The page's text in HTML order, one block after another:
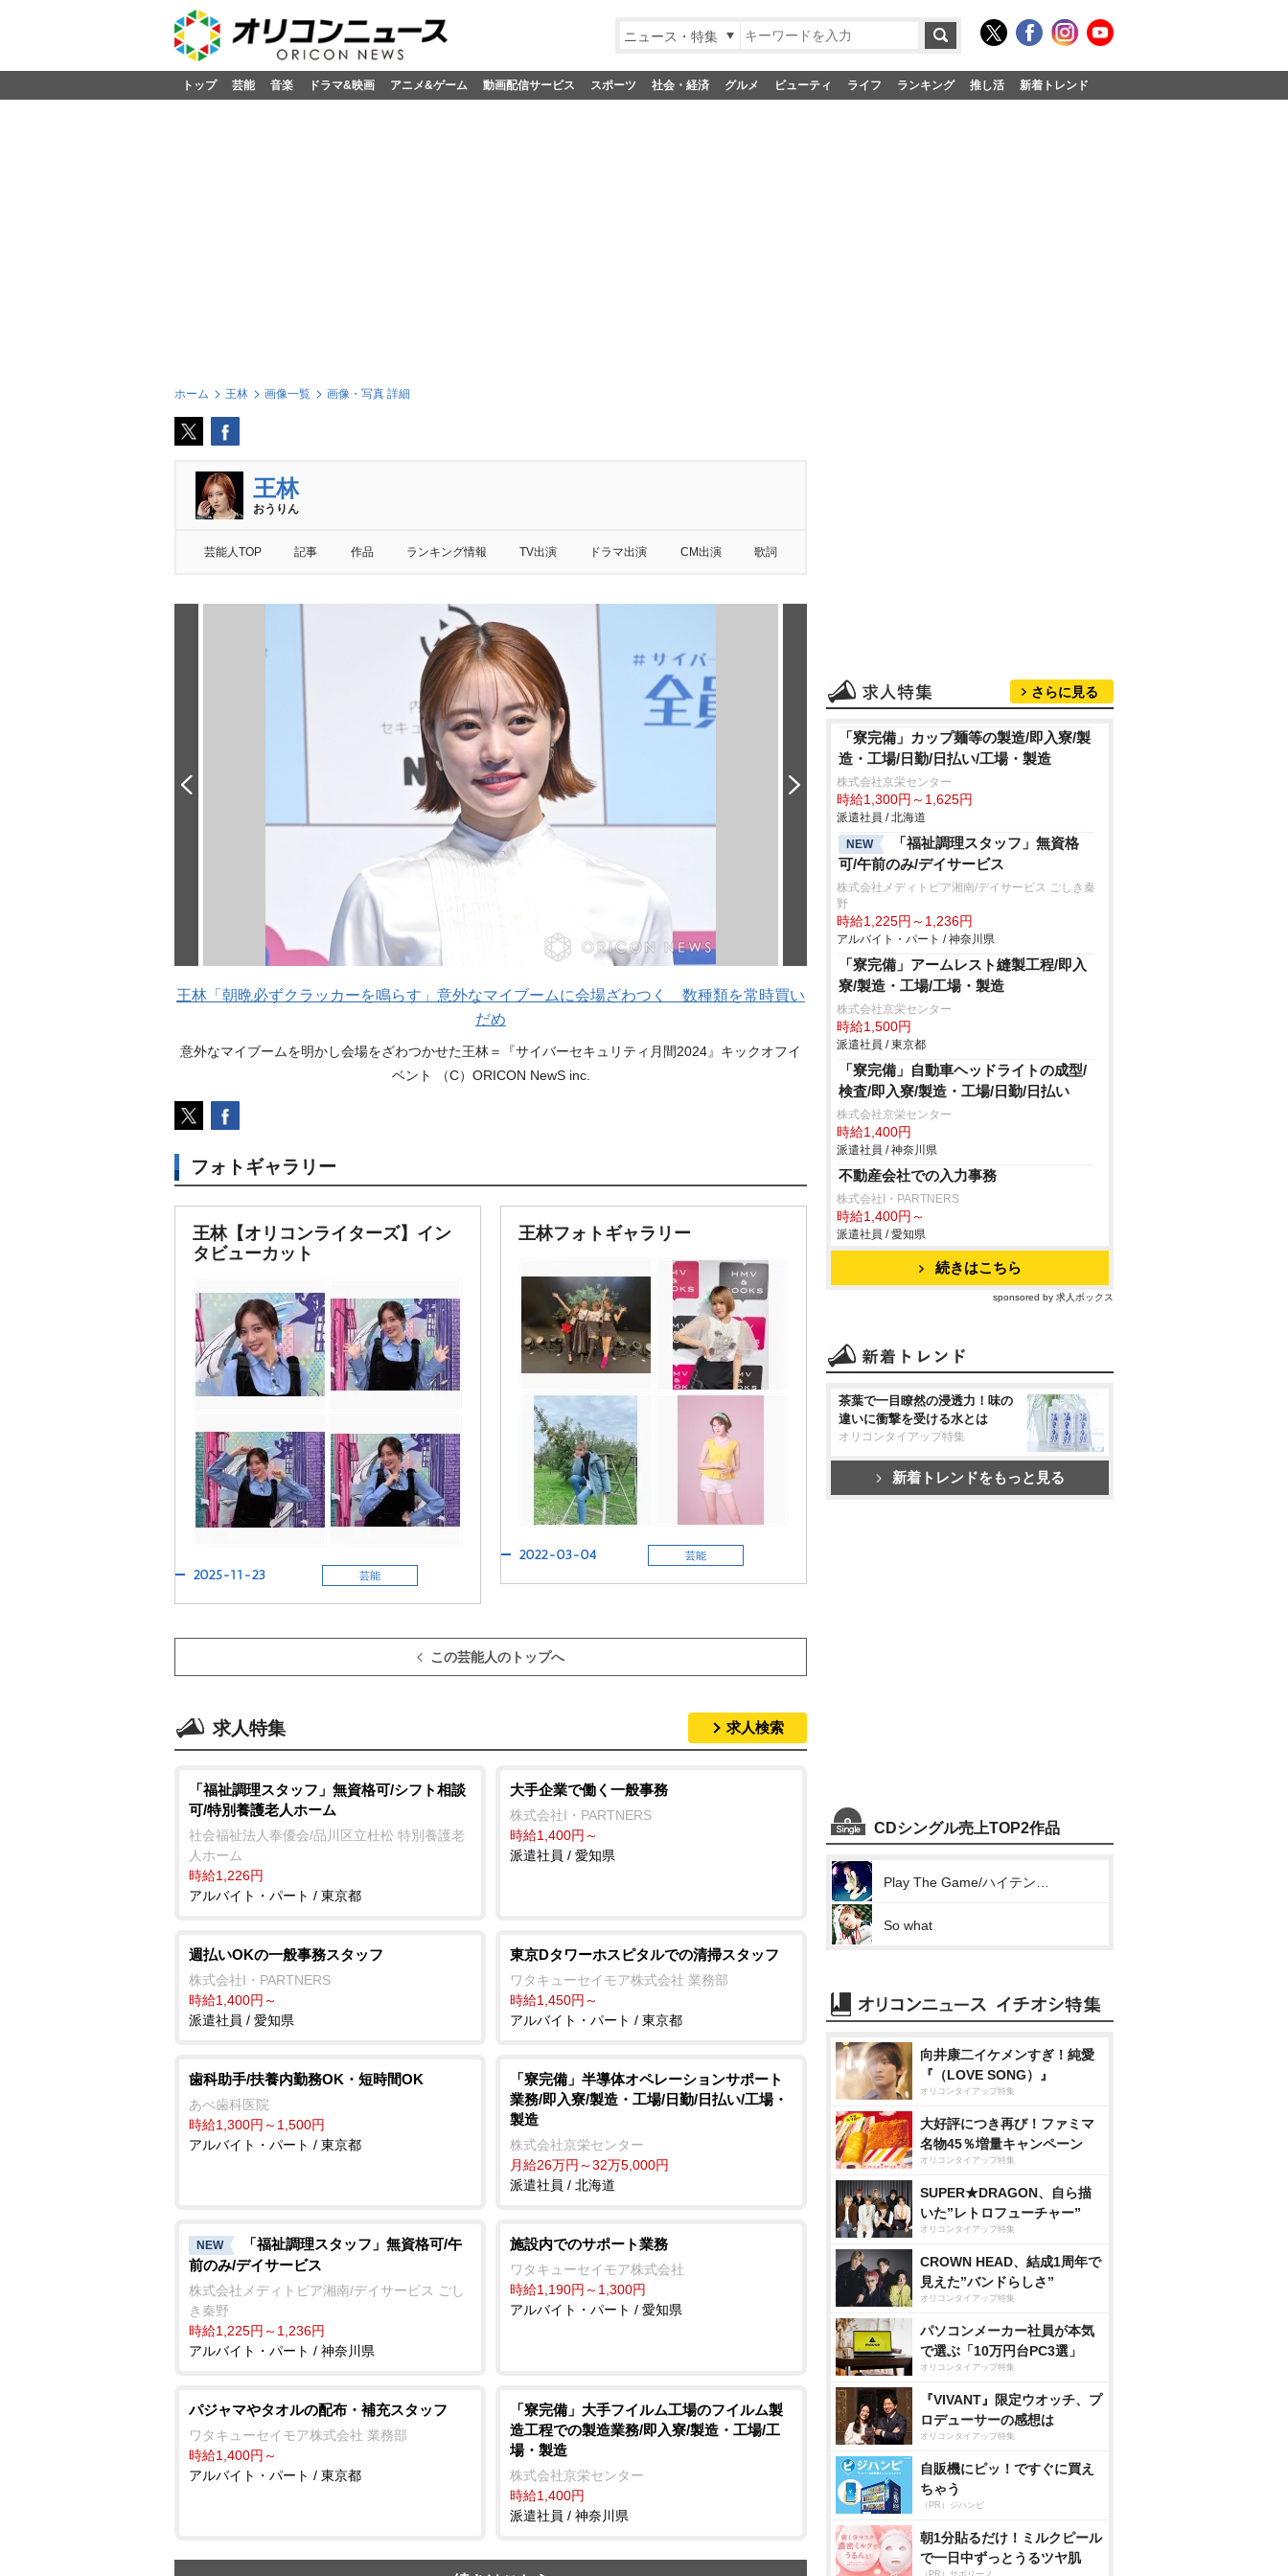
ニュース・特集
トップ 芸能 音楽 ドラマ&映画 アニメ&ゲーム 動画配信サービス スポーツ 社会・経済 グルメ ビューティ ライフ ランキング 推し活 新着トレンド
ホーム 王林 画像一覧 画像・写真 詳細
王林
おうりん
芸能人TOP 記事 作品 ランキング情報 TV出演 ドラマ出演 CM出演 歌詞
王林「朝晩必ずクラッカーを鳴らす」意外なマイブームに会場ざわつく 数種類を常時買い
だめ
意外なマイブームを明かし会場をざわつかせた王林＝『サイバーセキュリティ月間2024』キックオフイ
ベント （C）ORICON NewS inc.
フォトギャラリー
王林【オリコンライターズ】イン
タビューカット
2025-11-23 芸能
王林フォトギャラリー
2022-03-04 芸能
この芸能人のトップへ
求人特集 求人検索
「福祉調理スタッフ」無資格可/シフト相談
可/特別養護老人ホーム
社会福祉法人奉優会/品川区立杜松 特別養護老
人ホーム
時給1,226円
アルバイト・パート / 東京都
大手企業で働く一般事務
株式会社I・PARTNERS
時給1,400円～
派遣社員 / 愛知県
週払いOKの一般事務スタッフ
株式会社I・PARTNERS
時給1,400円～
派遣社員 / 愛知県
東京Dタワーホスピタルでの清掃スタッフ
ワタキューセイモア株式会社 業務部
時給1,450円～
アルバイト・パート / 東京都
歯科助手/扶養内勤務OK・短時間OK
あべ歯科医院
時給1,300円～1,500円
アルバイト・パート / 東京都
「寮完備」半導体オペレーションサポート
業務/即入寮/製造・工場/日勤/日払い/工場・
製造
株式会社京栄センター
月給26万円～32万5,000円
派遣社員 / 北海道
NEW
「福祉調理スタッフ」無資格可/午
前のみ/デイサービス
株式会社メディトピア湘南/デイサービス ごし
き秦野
時給1,225円～1,236円
アルバイト・パート / 神奈川県
施設内でのサポート業務
ワタキューセイモア株式会社
時給1,190円～1,300円
アルバイト・パート / 愛知県
パジャマやタオルの配布・補充スタッフ
ワタキューセイモア株式会社 業務部
時給1,400円～
アルバイト・パート / 東京都
「寮完備」大手フイルム工場のフイルム製
造工程での製造業務/即入寮/製造・工場/工
場・製造
株式会社京栄センター
時給1,400円
派遣社員 / 神奈川県
さらに見る
「寮完備」カップ麺等の製造/即入寮/製
造・工場/日勤/日払い/工場・製造
株式会社京栄センター
時給1,300円～1,625円
派遣社員 / 北海道
NEW
「福祉調理スタッフ」無資格
可/午前のみ/デイサービス
株式会社メディトピア湘南/デイサービス ごしき秦
野
時給1,225円～1,236円
アルバイト・パート / 神奈川県
「寮完備」アームレスト縫製工程/即入
寮/製造・工場/工場・製造
株式会社京栄センター
時給1,500円
派遣社員 / 東京都
「寮完備」自動車ヘッドライトの成型/
検査/即入寮/製造・工場/日勤/日払い
株式会社京栄センター
時給1,400円
派遣社員 / 神奈川県
不動産会社での入力事務
株式会社I・PARTNERS
時給1,400円～
派遣社員 / 愛知県
続きはこちら
sponsored by 求人ボックス
茶葉で一目瞭然の浸透力！味の
違いに衝撃を受ける水とは
オリコンタイアップ特集
新着トレンドをもっと見る
CDシングル売上TOP2作品
So what
向井康二イケメンすぎ！純愛
『（LOVE SONG）』
オリコンタイアップ特集
大好評につき再び！ファミマ
名物45％増量キャンペーン
オリコンタイアップ特集
SUPER★DRAGON、自ら描
いた”レトロフューチャー”
オリコンタイアップ特集
CROWN HEAD、結成1周年で
見えた”バンドらしさ”
オリコンタイアップ特集
パソコンメーカー社員が本気
で選ぶ「10万円台PC3選」
オリコンタイアップ特集
『VIVANT』限定ウオッチ、プ
ロデューサーの感想は
オリコンタイアップ特集
自販機にピッ！ですぐに買え
ちゃう
（PR）ジハンピ
朝1分貼るだけ！ミルクピール
で一日中ずっとうるツヤ肌
（PR）サボリーノ